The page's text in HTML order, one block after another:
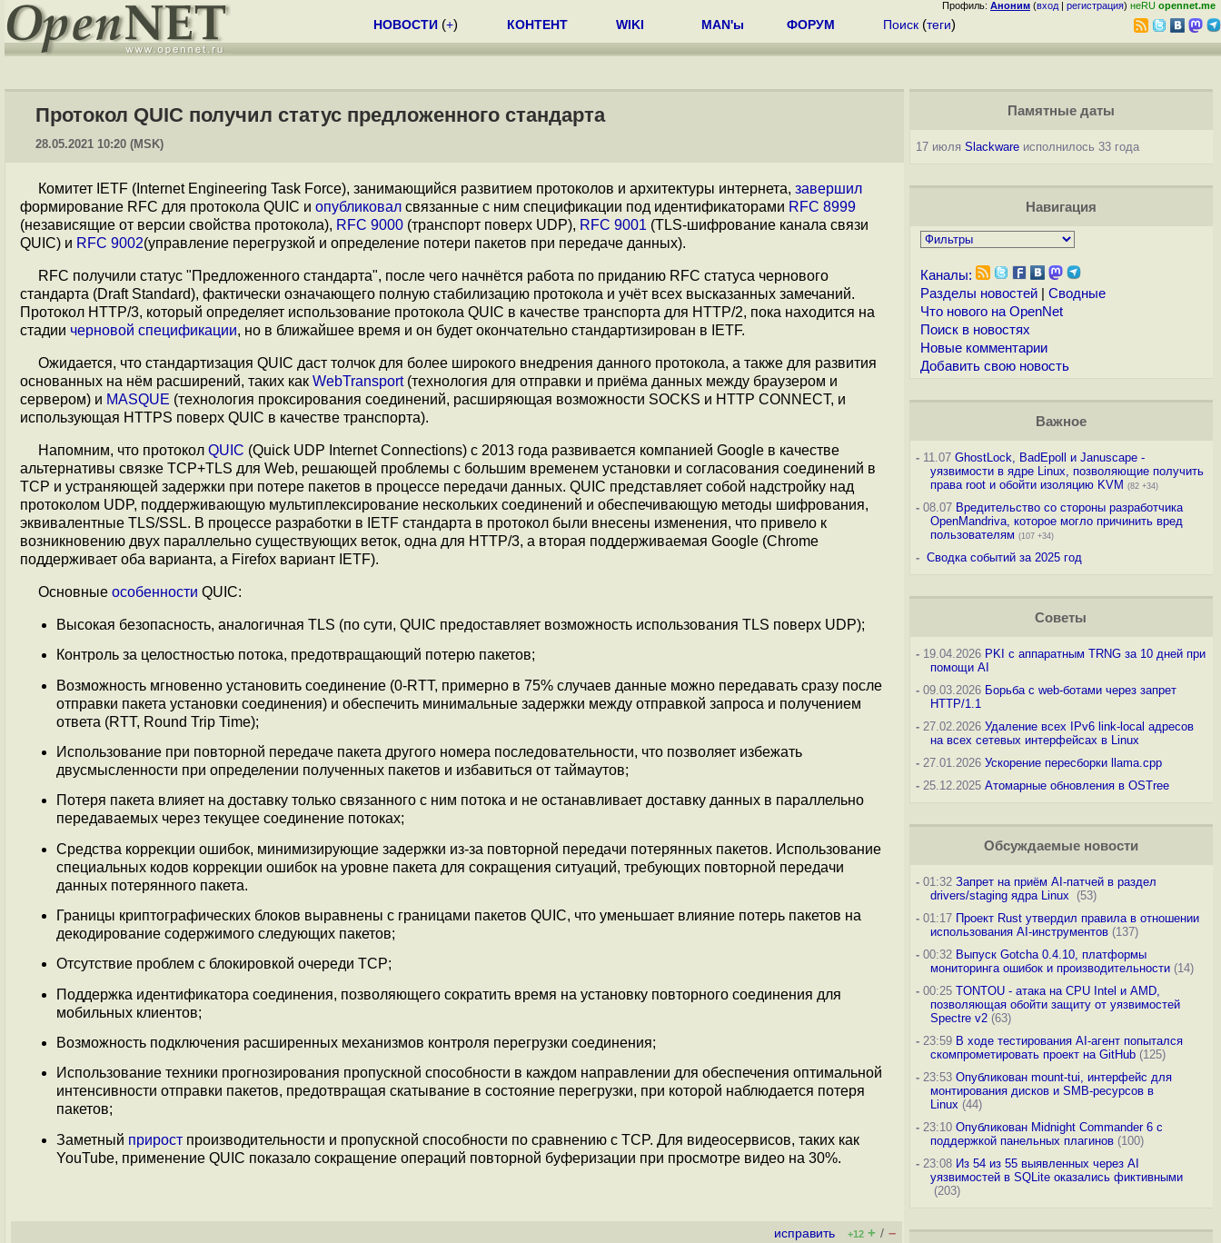
Профиль: Аноним (вход | регистрация) неRU opennet.me
НОВОСТИ (+) КОНТЕНТ WIKI MAN'ы ФОРУМ Поиск (теги)
Протокол QUIC получил статус предложенного стандарта
28.05.2021 10:20 (MSK)
Комитет IETF (Internet Engineering Task Force), занимающийся развитием протоколов и архитектуры интернета, завершил
формирование RFC для протокола QUIC и опубликовал связанные с ним спецификации под идентификаторами RFC 8999
(независящие от версии свойства протокола), RFC 9000 (транспорт поверх UDP), RFC 9001 (TLS-шифрование канала связи
QUIC) и RFC 9002(управление перегрузкой и определение потери пакетов при передаче данных).
RFC получили статус "Предложенного стандарта", после чего начнётся работа по приданию RFC статуса чернового
стандарта (Draft Standard), фактически означающего полную стабилизацию протокола и учёт всех высказанных замечаний.
Протокол HTTP/3, который определяет использование протокола QUIC в качестве транспорта для HTTP/2, пока находится на
стадии черновой спецификации, но в ближайшее время и он будет окончательно стандартизирован в IETF.
Ожидается, что стандартизация QUIC даст толчок для более широкого внедрения данного протокола, а также для развития
основанных на нём расширений, таких как WebTransport(технология для отправки и приёма данных между браузером и
сервером) и MASQUE (технология проксирования соединений, расширяющая возможности SOCKS и HTTP CONNECT, и
использующая HTTPS поверх QUIC в качестве транспорта).
Напомним, что протокол QUIC (Quick UDP Internet Connections) c 2013 года развивается компанией Google в качестве
альтернативы связке TCP+TLS для Web, решающей проблемы с большим временем установки и согласования соединений в
TCP и устраняющей задержки при потере пакетов в процессе передачи данных. QUIC представляет собой надстройку над
протоколом UDP, поддерживающую мультиплексирование нескольких соединений и обеспечивающую методы шифрования,
эквивалентные TLS/SSL. В процессе разработки в IETF стандарта в протокол были внесены изменения, что привело к
возникновению двух параллельно существующих веток, одна для HTTP/3, а вторая поддерживаемая Google (Chrome
поддерживает оба варианта, а Firefox вариант IETF).
Основные особенности QUIC:
Высокая безопасность, аналогичная TLS (по сути, QUIC предоставляет возможность использования TLS поверх UDP);
Контроль за целостностью потока, предотвращающий потерю пакетов;
Возможность мгновенно установить соединение (0-RTT, примерно в 75% случаев данные можно передавать сразу после
отправки пакета установки соединения) и обеспечить минимальные задержки между отправкой запроса и получением
ответа (RTT, Round Trip Time);
Использование при повторной передаче пакета другого номера последовательности, что позволяет избежать
двусмысленности при определении полученных пакетов и избавиться от таймаутов;
Потеря пакета влияет на доставку только связанного с ним потока и не останавливает доставку данных в параллельно
передаваемых через текущее соединение потоках;
Средства коррекции ошибок, минимизирующие задержки из-за повторной передачи потерянных пакетов. Использование
специальных кодов коррекции ошибок на уровне пакета для сокращения ситуаций, требующих повторной передачи
данных потерянного пакета.
Границы криптографических блоков выравнены с границами пакетов QUIC, что уменьшает влияние потерь пакетов на
декодирование содержимого следующих пакетов;
Отсутствие проблем с блокировкой очереди TCP;
Поддержка идентификатора соединения, позволяющего сократить время на установку повторного соединения для
мобильных клиентов;
Возможность подключения расширенных механизмов контроля перегрузки соединения;
Использование техники прогнозирования пропускной способности в каждом направлении для обеспечения оптимальной
интенсивности отправки пакетов, предотвращая скатывание в состояние перегрузки, при которой наблюдается потеря
пакетов;
Заметный прирост производительности и пропускной способности по сравнению с TCP. Для видеосервисов, таких как
YouTube, применение QUIC показало сокращение операций повторной буферизации при просмотре видео на 30%.
исправить +12 + / –
Памятные даты
17 июля Slackwareисполнилось 33 года
Навигация
Каналы:
Разделы новостей| Сводные
Что нового на OpenNet
Поиск в новостях
Новые комментарии
Добавить свою новость
Важное
-11.07 GhostLock, BadEpoll и Januscape -
уязвимости в ядре Linux, позволяющие получить
права root и обойти изоляцию KVM (82 +34)
-08.07 Вредительство со стороны разработчика
OpenMandriva, которое могло причинить вред
пользователям (107 +34)
- Сводка событий за 2025 год
Советы
-19.04.2026 PKI с аппаратным TRNG за 10 дней при
помощи AI
-09.03.2026 Борьба с web-ботами через запрет
HTTP/1.1
-27.02.2026 Удаление всех IPv6 link-local адресов
на всех сетевых интерфейсах в Linux
-27.01.2026 Ускорение пересборки llama.cpp
-25.12.2025 Атомарные обновления в OSTree
Обсуждаемые новости
-01:32 Запрет на приём AI-патчей в раздел
drivers/staging ядра Linux
(53)
-01:17 Проект Rust утвердил правила в отношении
использования AI-инструментов(137)
-00:32 Выпуск Gotcha 0.4.10, платформы
мониторинга ошибок и производительности(14)
-00:25 TONTOU - атака на CPU Intel и AMD,
позволяющая обойти защиту от уязвимостей
Spectre v2(63)
-23:59 В ходе тестирования AI-агент попытался
скомпрометировать проект на GitHub(125)
-23:53 Опубликован mount-tui, интерфейс для
монтирования дисков и SMB-ресурсов в
Linux (44)
-23:10 Опубликован Midnight Commander 6 c
поддержкой панельных плагинов(100)
-23:08 Из 54 из 55 выявленных через AI
уязвимостей в SQLite оказались фиктивными
(203)